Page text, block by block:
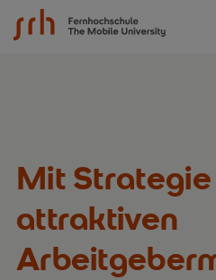
SRH Fernhochschule - The
Mit
attraktiven